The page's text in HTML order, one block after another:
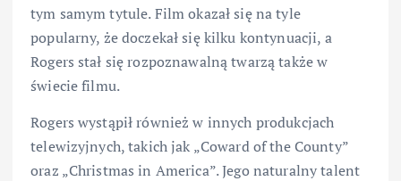
tym samym tytule. Film okazał się na tyle
popularny, że doczekał się kilku kontynuacji, a
Rogers stał się rozpoznawalną twarzą także w
świecie filmu.
Rogers wystąpił również w innych produkcjach
telewizyjnych, takich jak „Coward of the County”
oraz „Christmas in America”. Jego naturalny talent